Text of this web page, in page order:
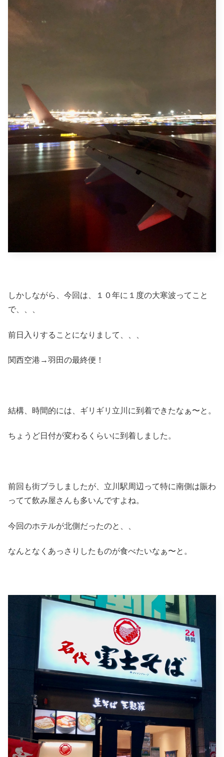
しかしながら、今回は、１０年に１度の大寒波ってこと
で、、、
前日入りすることになりまして、、、
関西空港→羽田の最終便！
結構、時間的には、ギリギリ立川に到着できたなぁ〜と。
ちょうど日付が変わるくらいに到着しました。
前回も街ブラしましたが、立川駅周辺って特に南側は賑わ
ってて飲み屋さんも多いんですよね。
今回のホテルが北側だったのと、、
なんとなくあっさりしたものが食べたいなぁ〜と。